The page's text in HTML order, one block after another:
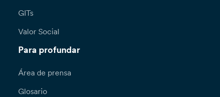
GITs
Valor Social
Para profundar
Área de prensa
Glosario